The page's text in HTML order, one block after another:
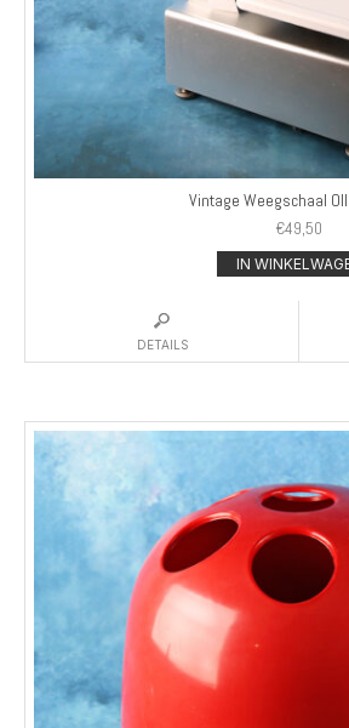
Vintage Weegschaal
€49,50
IN
DETAILS